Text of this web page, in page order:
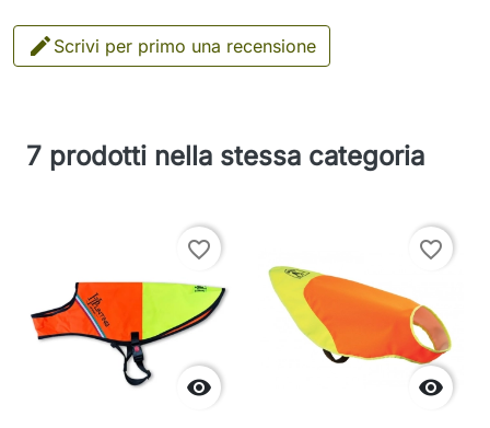
 Scrivi per primo una recensione
7 prodotti nella stessa categoria

favorite_border

favorite_border